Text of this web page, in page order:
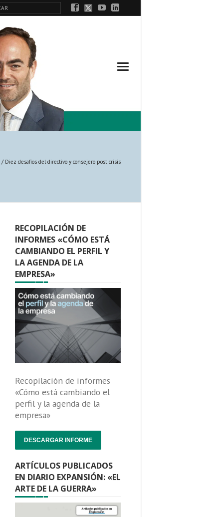
/ Diez desafíos del directivo y consejero post crisis
RECOPILACIÓN DE
INFORMES «CÓMO ESTÁ
CAMBIANDO EL PERFIL Y
LA AGENDA DE LA
EMPRESA»
Recopilación de informes
«Cómo está cambiando el
perfil y la agenda de la
empresa»
DESCARGAR INFORME
ARTÍCULOS PUBLICADOS
EN DIARIO EXPANSIÓN: «EL
ARTE DE LA GUERRA»